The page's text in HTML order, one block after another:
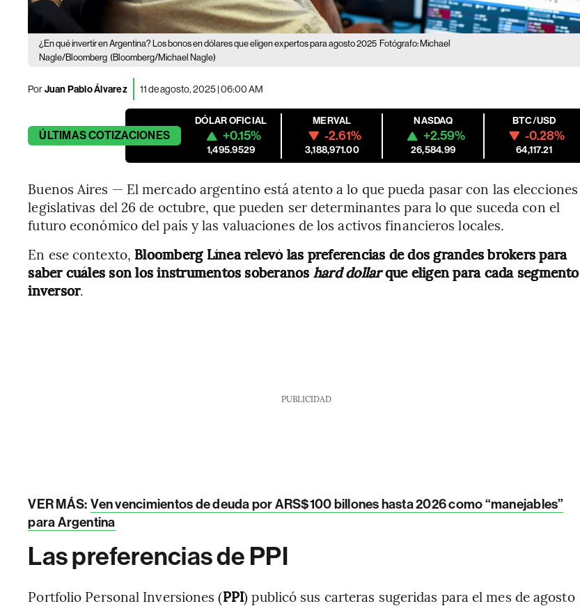
¿En qué invertir en Argentina? Los bonos en dólares que eligen expertos para agosto 2025 Fotógrafo: Michael
Nagle/Bloomberg (Bloomberg/Michael Nagle)
PorJuan Pablo Álvarez 11 de agosto, 2025 | 06:00 AM
ÚLTIMASCOTIZACIONES
DÓLAR OFICIAL
+0.15%
1,495.9529
MERVAL
-2.61%
3,188,971.00
NASDAQ
+2.59%
26,584.99
BTC/USD
-0.28%
64,117.21
Buenos Aires — El mercado argentino está atento a lo que pueda pasar con las elecciones
legislativas del 26 de octubre, que pueden ser determinantes para lo que suceda con el
futuro económico del país y las valuaciones de los activos financieros locales.
En ese contexto, Bloomberg Línea relevó las preferencias de dos grandes brokers para
saber cuáles son los instrumentos soberanos hard dollarque eligen para cada segmento
inversor.
PUBLICIDAD
VER MÁS: Ven vencimientos de deuda por ARS$100 billones hasta 2026 como “manejables”
para Argentina
Las preferencias de PPI
Portfolio Personal Inversiones (PPI) publicó sus carteras sugeridas para el mes de agosto